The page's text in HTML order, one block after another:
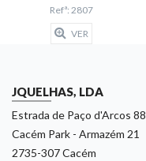
Refª: 2807
VER
JQUELHAS, LDA
Estrada de Paço d'Arcos 88
Cacém Park - Armazém 21
2735-307 Cacém